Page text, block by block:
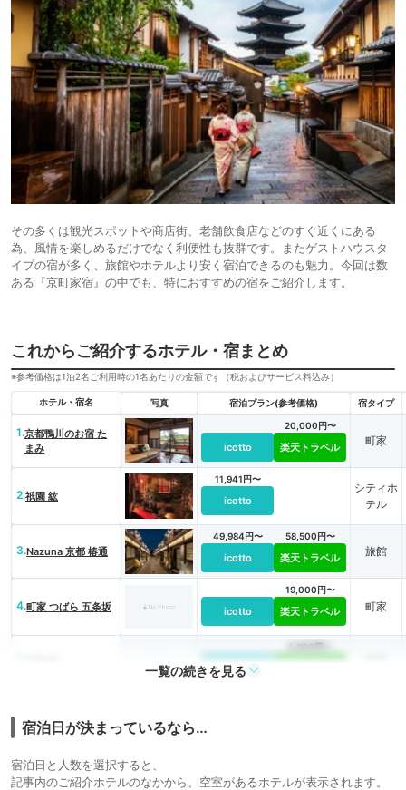
その多くは観光スポットや商店街、老舗飲食店などのすぐ近くにある
為、風情を楽しめるだけでなく利便性も抜群です。またゲストハウスタ
イプの宿が多く、旅館やホテルより安く宿泊できるのも魅力。今回は数
ある『京町家宿』の中でも、特におすすめの宿をご紹介します。
これからご紹介するホテル・宿まとめ
※参考価格は1泊2名ご利用時の1名あたりの金額です（税およびサービス料込み）
ホテル・宿名 写真 宿泊プラン(参考価格) 宿タイプ
1.京都鴨川のお宿 た
まみ
icotto
20,000円〜
楽天トラベル 町家
2.祇園 紘
11,941円〜
icotto
シティホ
テル
3.Nazuna 京都 椿通
49,984円〜
icotto
58,500円〜
楽天トラベル 旅館
4.町家 つばら 五条坂 icotto
19,000円〜
楽天トラベル 町家
icotto
4,500円〜
一覧の続きを見る
宿泊日が決まっているなら…
宿泊日と人数を選択すると、
記事内のご紹介ホテルのなかから、空室があるホテルが表示されます。